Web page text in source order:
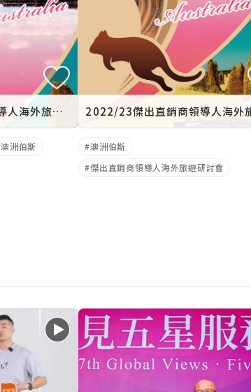
2022/23傑出直銷商領導人海外旅遊研討會 澳洲伯斯
澳洲伯斯
澳洲伯斯
傑出直銷商領導人海外旅遊研討會